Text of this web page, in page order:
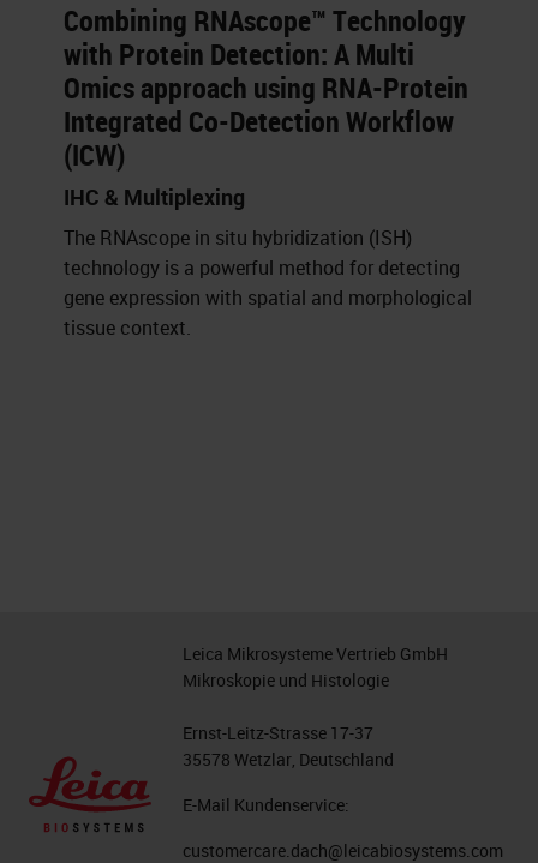
Combining RNAscope™ Technology
with Protein Detection: A Multi
Omics approach using RNA-Protein
Integrated Co-Detection Workflow
(ICW)
IHC & Multiplexing
The RNAscope in situ hybridization (ISH)
technology is a powerful method for detecting
gene expression with spatial and morphological
tissue context.
Leica Mikrosysteme Vertrieb GmbH
Mikroskopie und Histologie
Ernst-Leitz-Strasse 17-37
35578 Wetzlar, Deutschland
E-Mail Kundenservice:
customercare.dach@leicabiosystems.com